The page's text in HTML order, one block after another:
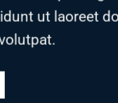
ut laoreet